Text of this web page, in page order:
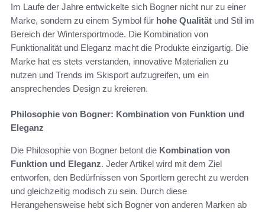
Im Laufe der Jahre entwickelte sich Bogner nicht nur zu einer
Marke, sondern zu einem Symbol für hohe Qualität und Stil im
Bereich der Wintersportmode. Die Kombination von
Funktionalität und Eleganz macht die Produkte einzigartig. Die
Marke hat es stets verstanden, innovative Materialien zu
nutzen und Trends im Skisport aufzugreifen, um ein
ansprechendes Design zu kreieren.
Philosophie von Bogner: Kombination von Funktion und
Eleganz
Die Philosophie von Bogner betont die Kombination von
Funktion und Eleganz. Jeder Artikel wird mit dem Ziel
entworfen, den Bedürfnissen von Sportlern gerecht zu werden
und gleichzeitig modisch zu sein. Durch diese
Herangehensweise hebt sich Bogner von anderen Marken ab